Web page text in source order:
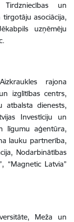
un
asociācija,
uzņēmēju
rajona
izglītības centrs,
atbalsta dienests,
Investīciju un
līgumu aģentūra,
lauku partnerība,
Nodarbinātības
“Magnetic Latvia”
Meža un